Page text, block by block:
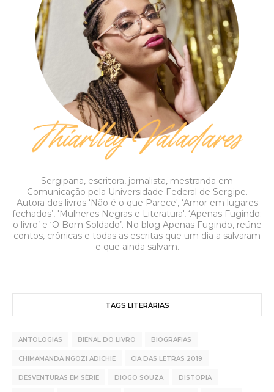
Sergipana, escritora, jornalista, mestranda em
Comunicação pela Universidade Federal de Sergipe.
Autora dos livros 'Não é o que Parece', ‘Amor em lugares
fechados’, 'Mulheres Negras e Literatura', ‘Apenas Fugindo:
o livro’ e ‘O Bom Soldado’. No blog Apenas Fugindo, reúne
contos, crônicas e todas as escritas que um dia a salvaram
e que ainda salvam.
TAGS LITERÁRIAS
ANTOLOGIAS BIENAL DO LIVRO BIOGRAFIAS
CHIMAMANDA NGOZI ADICHIE CIA DAS LETRAS 2019
DESVENTURAS EM SÉRIE DIOGO SOUZA DISTOPIA